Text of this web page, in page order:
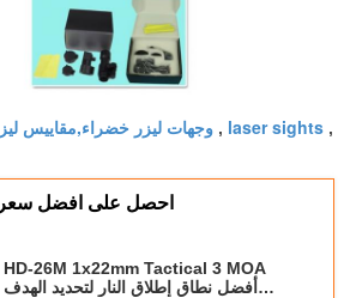
وجهات ليزر خضراء,مقاييس , laser sights ,
احصل على افضل
HD-26M 1x22mm Tactical 3 MOA
أفضل نطاق إطلاق النار لتحديد الهدف